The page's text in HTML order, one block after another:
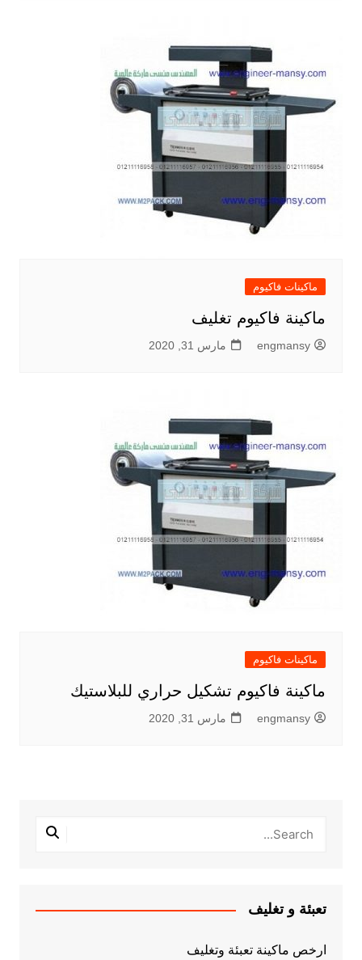
ماكينات فاكيوم
ماكينة فاكيوم تغليف
engmansy مارس 31, 2020
ماكينات فاكيوم
ماكينة فاكيوم تشكيل حراري للبلاستيك
engmansy مارس 31, 2020
تعبئة و تغليف
ارخص ماكينة تعبئة وتغليف